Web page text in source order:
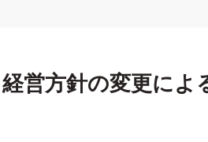
営方針の変更によ